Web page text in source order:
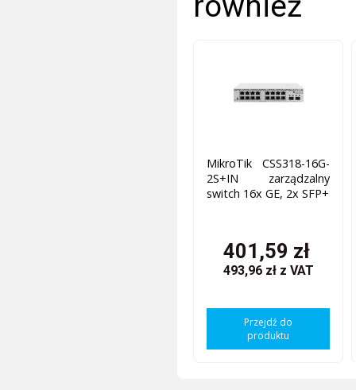
MikroTik CSS318-16G-
2S+IN zarządzalny
switch 16x GE, 2x SFP+
401,59 zł
493,96 zł z VAT
Przejdź do
produktu